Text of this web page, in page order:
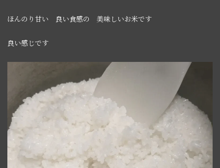
ほんのり甘い 良い食感の 美味しいお米です
良い感じです